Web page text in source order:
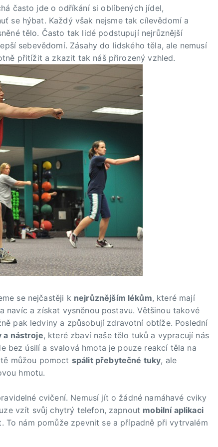
často jde o odříkání si oblíbených jídel,
se hýbat. Každý však nejsme tak cílevědomí a
tělo. Často tak lidé podstupují nejrůznější
sebevědomí. Zásahy do lidského těla, ale nemusí
přitížit a zkazit tak náš přirozený vzhled.
se nejčastěji k nejrůznějším lékům, které mají
navíc a získat vysněnou postavu. Většinou takové
pak ledviny a způsobují zdravotní obtíže. Poslední
a nástroje, které zbaví naše tělo tuků a vypracují nás
bez úsilí a svalová hmota je pouze reakcí těla na
můžou pomoct spálit přebytečné tuky, ale
hmotu.
cvičení. Nemusí jít o žádné namáhavé cviky
vzít svůj chytrý telefon, zapnout mobilní aplikaci
nám pomůže zpevnit se a případně při vytrvalém